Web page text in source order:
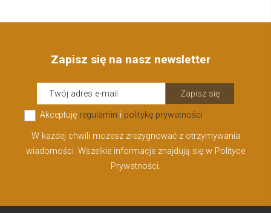
Zapisz się na nasz newsletter
Zapisz się
Akceptuję regulamin i politykę prywatności
W każdej chwili możesz zrezygnować z otrzymywania
wiadomości. Wszelkie informacje znajdują się w Polityce
Prywatności.